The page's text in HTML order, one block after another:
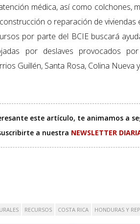
médica, así como colchones,
o reparación de viviendas
por parte del BCIE buscará
por deslaves provocados
Guillén, Santa Rosa, Colina Nueva
este artículo, te animamos a
a nuestra NEWSLETTER
RECURSOS COSTA RICA HONDURAS Y